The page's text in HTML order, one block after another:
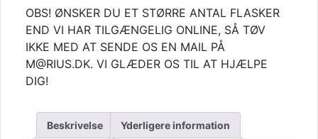
di
Montepulciano
2020
antal
OBS! ØNSKER DU ET STØRRE ANTAL FLASKER
END VI HAR TILGÆNGELIG ONLINE, SÅ TØV
IKKE MED AT SENDE OS EN MAIL PÅ
M@RIUS.DK. VI GLÆDER OS TIL AT HJÆLPE
DIG!
Beskrivelse Yderligere information